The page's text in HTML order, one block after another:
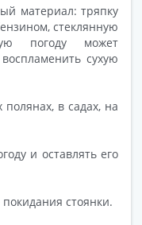
материал: тряпку
стеклянную
погоду может
сухую
в садах, на
и оставлять его
стоянки.